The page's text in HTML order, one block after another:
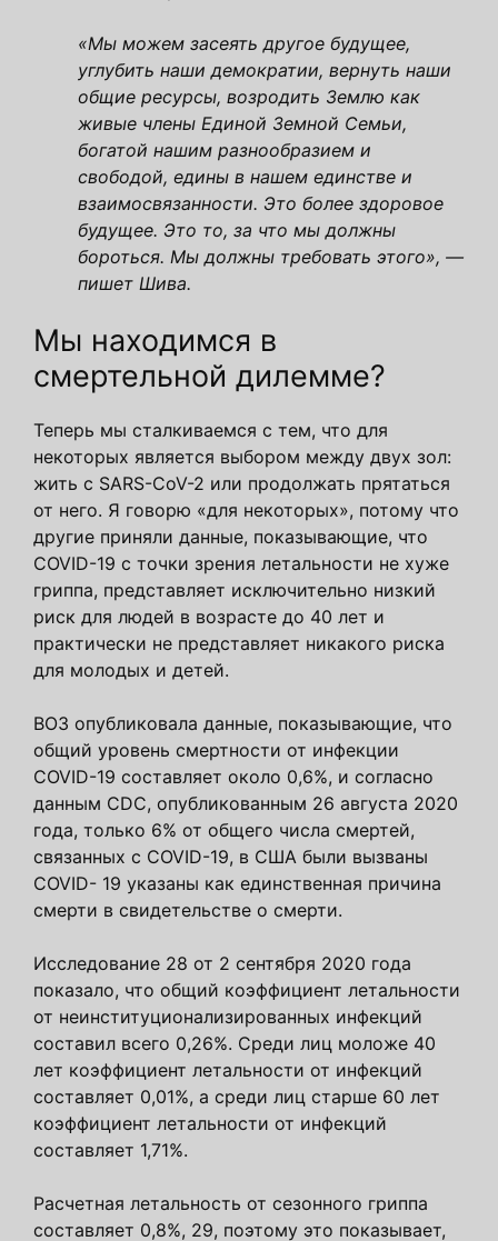
«Мы можем засеять другое будущее,
углубить наши демократии, вернуть наши
общие ресурсы, возродить Землю как
живые члены Единой Земной Семьи,
богатой нашим разнообразием и
свободой, едины в нашем единстве и
взаимосвязанности. Это более здоровое
будущее. Это то, за что мы должны
бороться. Мы должны требовать этого», —
пишет Шива.
Мы находимся в
смертельной дилемме?
Теперь мы сталкиваемся с тем, что для
некоторых является выбором между двух зол:
жить с SARS-CoV-2 или продолжать прятаться
от него. Я говорю «для некоторых», потому что
другие приняли данные, показывающие, что
COVID-19 с точки зрения летальности не хуже
гриппа, представляет исключительно низкий
риск для людей в возрасте до 40 лет и
практически не представляет никакого риска
для молодых и детей.
ВОЗ опубликовала данные, показывающие, что
общий уровень смертности от инфекции
COVID-19 составляет около 0,6%, и согласно
данным CDC, опубликованным 26 августа 2020
года, только 6% от общего числа смертей,
связанных с COVID-19, в США были вызваны
COVID- 19 указаны как единственная причина
смерти в свидетельстве о смерти.
Исследование 28 от 2 сентября 2020 года
показало, что общий коэффициент летальности
от неинституционализированных инфекций
составил всего 0,26%. Среди лиц моложе 40
лет коэффициент летальности от инфекций
составляет 0,01%, а среди лиц старше 60 лет
коэффициент летальности от инфекций
составляет 1,71%.
Расчетная летальность от сезонного гриппа
составляет 0,8%, 29, поэтому это показывает,